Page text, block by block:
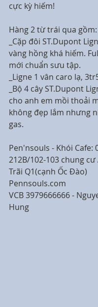
cực kỳ hiếm!
Hàng 2 từ trái qua gồm:
_Cặp đôi ST.Dupont
vàng hồng khá hiếm.
mới chuẩn sưu tập.
_Ligne 1 vân caro lạ,
_Bộ 4 cây ST.Dupont
cho anh em mồi thoải
không đẹp lắm nhưng
gas.
Pen'nsouls - Khói Cafe:
212B/102-103 chung cư
Trãi Q1(cạnh Ốc Đào)
Pennsouls.com
VCB 3979666666 -
Hung